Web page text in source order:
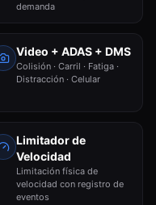
demanda
Video + ADAS + DMS
Colisión · Carril · Fatiga ·
Distracción · Celular
Limitador de
Velocidad
Limitación física de
velocidad con registro de
eventos